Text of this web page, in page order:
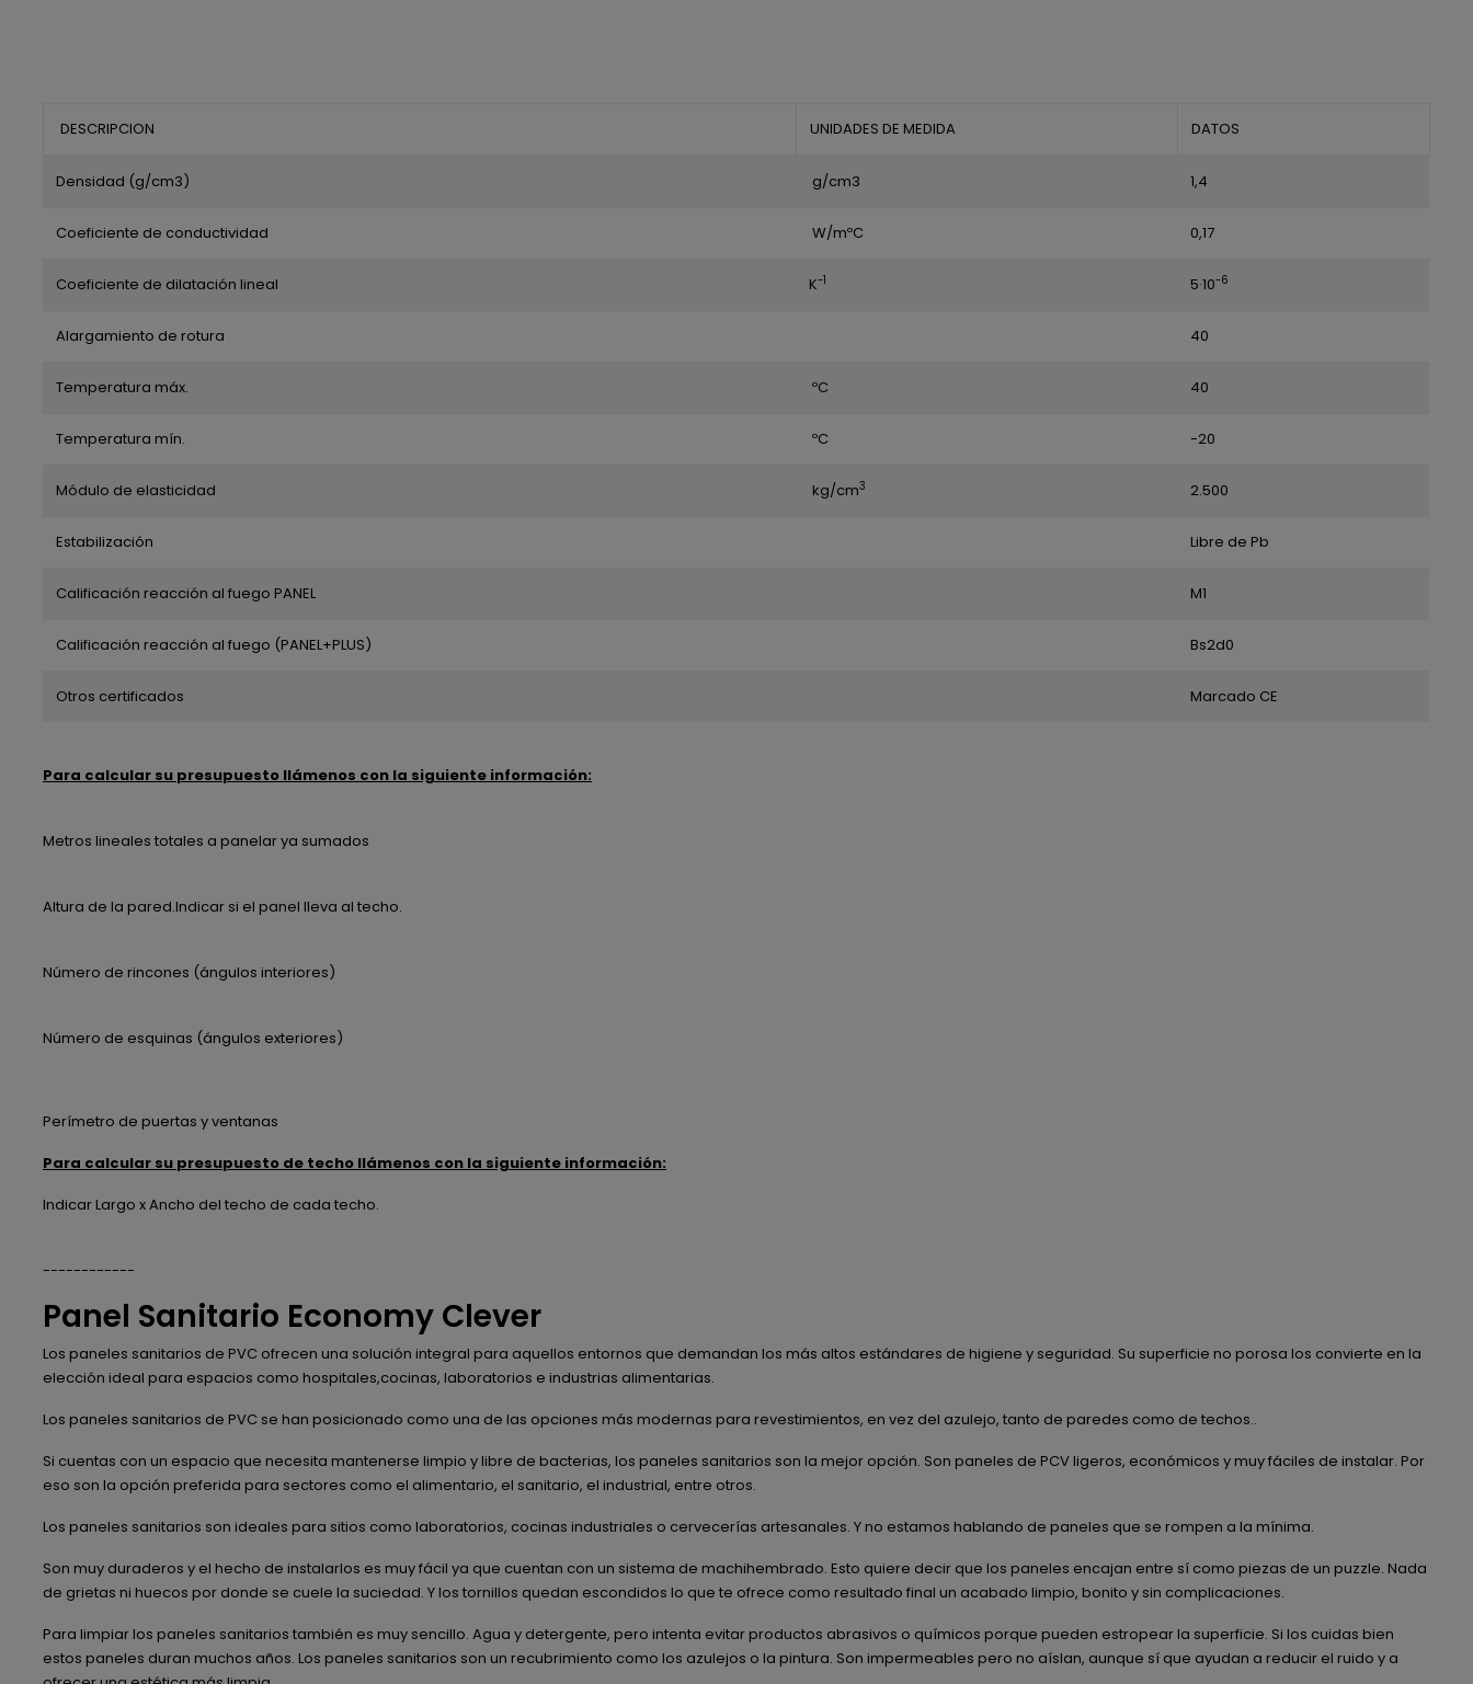
DESCRIPCION UNIDADES DE MEDIDA DATOS
Densidad (g/cm3) g/cm3 1,4
Coeficiente de conductividad W/mºC 0,17
Coeficiente de dilatación lineal K-1 5·10-6
Alargamiento de rotura 40
Temperatura máx. ºC 40
Temperatura mín. ºC -20
Módulo de elasticidad kg/cm3 2.500
Estabilización Libre de Pb
Calificación reacción al fuego PANEL M1
Calificación reacción al fuego (PANEL+PLUS) Bs2d0
Otros certificados Marcado CE
Para calcular su presupuesto llámenos con la siguiente información:
Metros lineales totales a panelar ya sumados
Altura de la pared.Indicar si el panel lleva al techo.
Número de rincones (ángulos interiores)
Número de esquinas (ángulos exteriores)
Perímetro de puertas y ventanas
Para calcular su presupuesto de techo llámenos con la siguiente información:
Indicar Largo x Ancho del techo de cada techo.
------------
Panel Sanitario Economy Clever
Los paneles sanitarios de PVC ofrecen una solución integral para aquellos entornos que demandan los más altos estándares de higiene y seguridad. Su superficie no porosa los convierte en la
elección ideal para espacios como hospitales,cocinas, laboratorios e industrias alimentarias.
Los paneles sanitarios de PVC se han posicionado como una de las opciones más modernas para revestimientos, en vez del azulejo, tanto de paredes como de techos..
Si cuentas con un espacio que necesita mantenerse limpio y libre de bacterias, los paneles sanitarios son la mejor opción. Son paneles de PCV ligeros, económicos y muy fáciles de instalar. Por
eso son la opción preferida para sectores como el alimentario, el sanitario, el industrial, entre otros.
Los paneles sanitarios son ideales para sitios como laboratorios, cocinas industriales o cervecerías artesanales. Y no estamos hablando de paneles que se rompen a la mínima.
Son muy duraderos y el hecho de instalarlos es muy fácil ya que cuentan con un sistema de machihembrado. Esto quiere decir que los paneles encajan entre sí como piezas de un puzzle. Nada
de grietas ni huecos por donde se cuele la suciedad. Y los tornillos quedan escondidos lo que te ofrece como resultado final un acabado limpio, bonito y sin complicaciones.
Para limpiar los paneles sanitarios también es muy sencillo. Agua y detergente, pero intenta evitar productos abrasivos o químicos porque pueden estropear la superficie. Si los cuidas bien
estos paneles duran muchos años. Los paneles sanitarios son un recubrimiento como los azulejos o la pintura. Son impermeables pero no aíslan, aunque sí que ayudan a reducir el ruido y a